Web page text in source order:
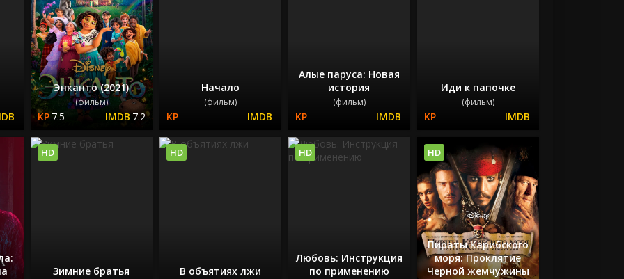
Энканто (2021)
(фильм)
7.5 7.2
Начало
(фильм)
Алые паруса: Новая
история
(фильм)
Иди к папочке
(фильм)
Зимние братья
HD
В объятиях лжи
HD
Любовь: Инструкция
по применению
HD
Пираты Карибского
моря: Проклятие
Черной жемчужины
HD